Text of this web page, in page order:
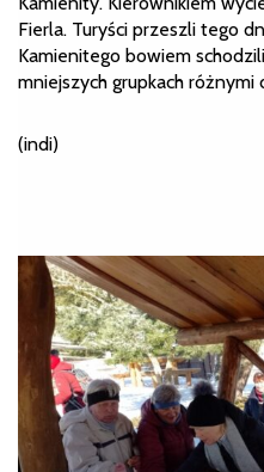
Fierla. Turyści przeszli tego
Kamienitego bowiem
mniejszych grupkach różnymi
(indi)